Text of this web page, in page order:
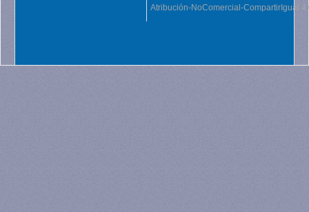
Atribución-NoComercial-CompartirIgual